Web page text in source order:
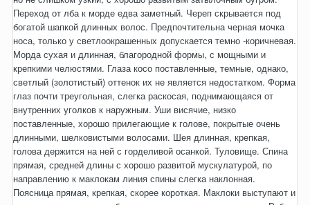
Переход от лба к морде едва заметный. Череп скрывается под
богатой шапкой длинных волос. Предпочтительна черная мочка
носа, только у светлоокрашенных допускается темно -коричневая.
Морда сухая и длинная, благородной формы, с мощными и
крепкими челюстями. Глаза косо поставленные, темные, однако,
светлый (золотистый) оттенок их не является недостатком. Форма
глаз почти треугольная, слегка раскосая, поднимающаяся от
внутренних уголков к наружным. Уши висячие, низко
поставленные, хорошо прилегающие к голове, покрытые очень
длинными, шелковистыми волосами. Шея длинная, крепкая,
голова держится на ней с горделивой осанкой. Туловище. Спина
прямая, средней длины с хорошо развитой мускулатурой, по
направлению к маклокам линия спины слегка наклонная.
Поясница прямая, крепкая, скорее короткая. Маклоки выступают и